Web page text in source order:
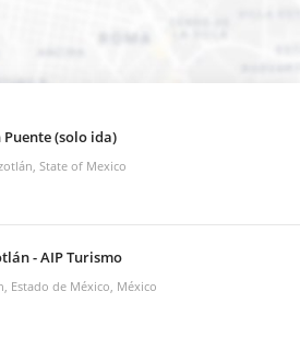
(solo ida)
State of Mexico
- AIP Turismo
Estado de México, México